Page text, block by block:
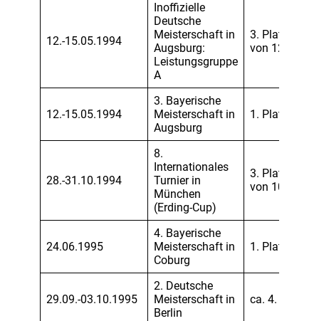
12.-15.05.1994
Inoffizielle
Deutsche
Meisterschaft in
Augsburg:
Leistungsgruppe
A
3. Platz
von 12
12.-15.05.1994
3. Bayerische
Meisterschaft in
Augsburg
1. Platz
28.-31.10.1994
8.
Internationales
Turnier in
München
(Erding-Cup)
3. Platz
von 10
24.06.1995
4. Bayerische
Meisterschaft in
Coburg
1. Platz
29.09.-03.10.1995
2. Deutsche
Meisterschaft in
Berlin
ca. 4. Platz